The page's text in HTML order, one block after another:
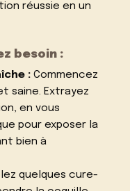
réussie en un
besoin :
:Commencez
saine. Extrayez
en vous
pour exposer la
bien à
quelques cure-